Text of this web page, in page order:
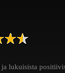
lukuisista